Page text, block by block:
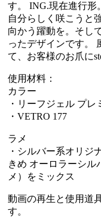
す。 ING.現在進行形
自分らしく咲こうと
向かう躍動を。そし
ったデザインです。
て、お客様のお爪に
使用材料：
カラー
・リーフジェル プレ
・VETRO 177
ラメ
・シルバー系オリジ
きめ オーロラーシル
メ）をミックス
動画の再生と使用道
す。